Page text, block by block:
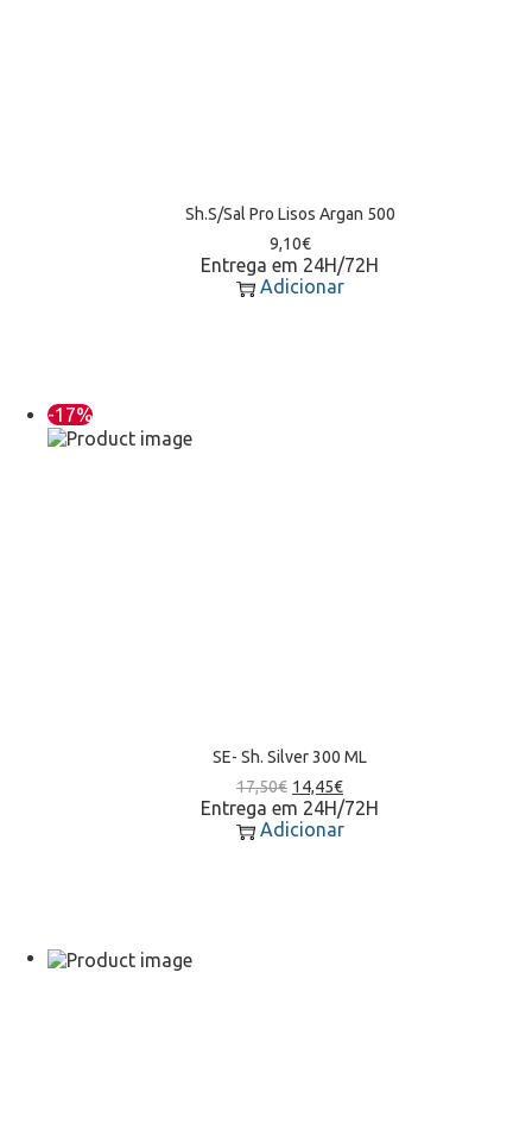
Sh.S/Sal Pro Lisos Argan 500
9,10€
Entrega em 24H/72H
Adicionar
-17%
SE- Sh. Silver 300 ML
17,50€ 14,45€
Entrega em 24H/72H
Adicionar